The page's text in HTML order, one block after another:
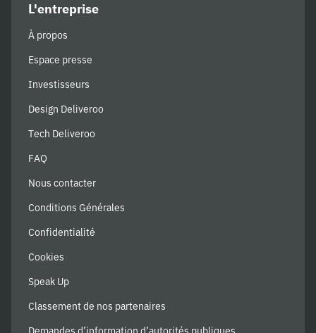
L'entreprise
À propos
Espace presse
Investisseurs
Design Deliveroo
Tech Deliveroo
FAQ
Nous contacter
Conditions Générales
Confidentialité
Cookies
Speak Up
Classement de nos partenaires